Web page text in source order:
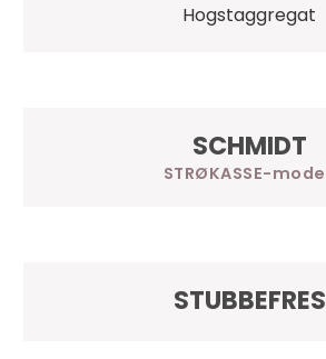
Hogstaggregat
SCHMIDT
STRØKASSE
STUBBEFRES